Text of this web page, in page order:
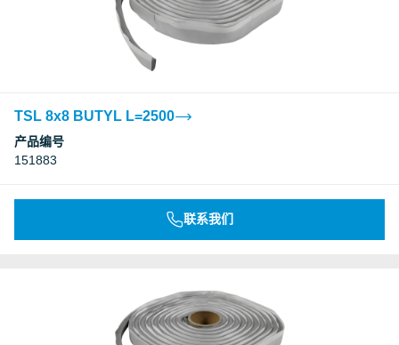
TSL 8x8 BUTYL L=2500
产品编号
151883
联系我们